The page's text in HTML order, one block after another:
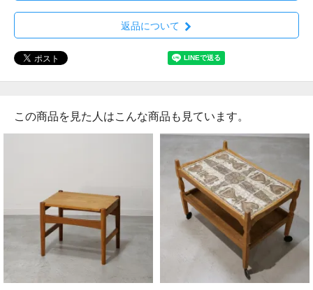
返品について
この商品を見た人はこんな商品も見ています。